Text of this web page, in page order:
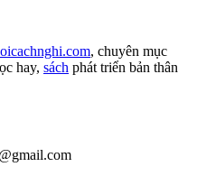
, chuyên mục
hay, sách phát triển bản thân